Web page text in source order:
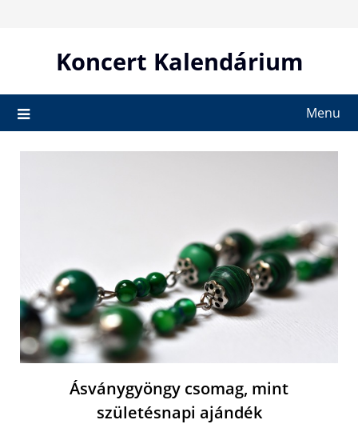
Koncert Kalendárium
Menu
Ásványgyöngy csomag, mint
születésnapi ajándék